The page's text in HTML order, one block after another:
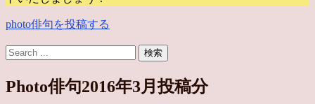
photo俳句を投稿する
Photo俳句2016年3月投稿分